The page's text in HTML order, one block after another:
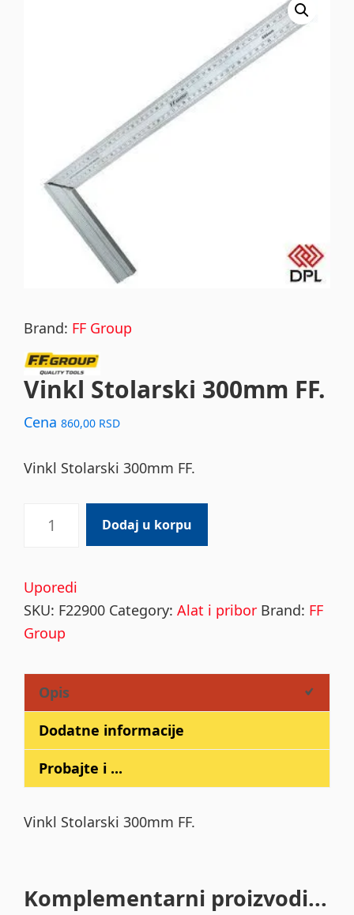
Brand: FF Group
Vinkl Stolarski 300mm FF.
Cena 860,00 RSD
Vinkl Stolarski 300mm FF.
Stolarski
FF.
quantity
Dodaj u korpu
Uporedi
SKU: F22900 Category: Alat i pribor Brand: FF
Group
Opis
Dodatne informacije
Probajte i ...
Vinkl Stolarski 300mm FF.
Komplementarni proizvodi...